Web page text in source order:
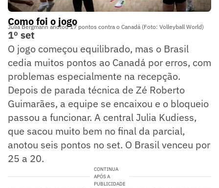
Julia Bergmann anotou 17 pontos contra o Canadá (Foto: Volleyball World)
Como foi o jogo
1º set
O jogo começou equilibrado, mas o Brasil
cedia muitos pontos ao Canadá por erros, com
problemas especialmente na recepção.
Depois de parada técnica de Zé Roberto
Guimarães, a equipe se encaixou e o bloqueio
passou a funcionar. A central Julia Kudiess,
que sacou muito bem no final da parcial,
anotou seis pontos no set. O Brasil venceu por
25 a 20.
CONTINUA
APÓS A
PUBLICIDADE